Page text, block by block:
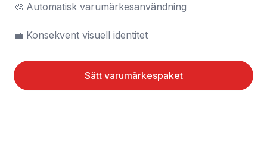
🎨	Automatisk varumärkesanvändning
💼	Konsekvent visuell identitet
Sätt varumärkespaket